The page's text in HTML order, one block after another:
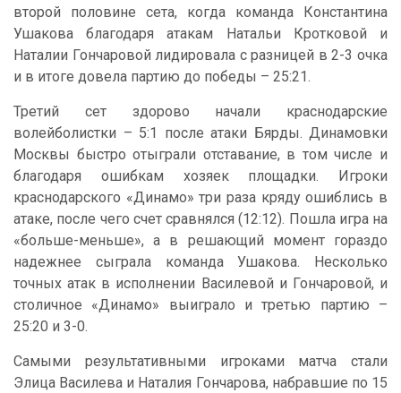
второй половине сета, когда команда Константина
Ушакова благодаря атакам Натальи Кротковой и
Наталии Гончаровой лидировала с разницей в 2-3 очка
и в итоге довела партию до победы – 25:21.
Третий сет здорово начали краснодарские
волейболистки – 5:1 после атаки Бярды. Динамовки
Москвы быстро отыграли отставание, в том числе и
благодаря ошибкам хозяек площадки. Игроки
краснодарского «Динамо» три раза кряду ошиблись в
атаке, после чего счет сравнялся (12:12). Пошла игра на
«больше-меньше», а в решающий момент гораздо
надежнее сыграла команда Ушакова. Несколько
точных атак в исполнении Василевой и Гончаровой, и
столичное «Динамо» выиграло и третью партию –
25:20 и 3-0.
Самыми результативными игроками матча стали
Элица Василева и Наталия Гончарова, набравшие по 15